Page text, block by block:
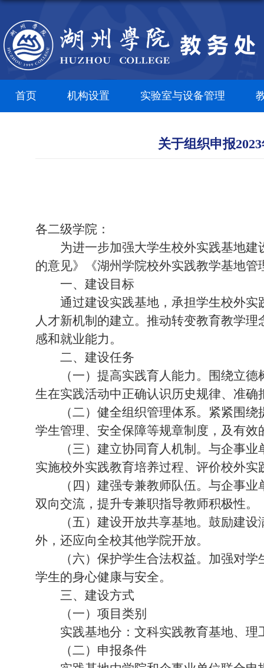
首页 机构设置 实验室与设备管理
关于组织申报
各二级学院：
为进一步加强大学生校外实践基地
的意见》《湖州学院校外实践教学基地管
一、建设目标
通过建设实践基地，承担学生校外
人才新机制的建立。推动转变教育教学
感和就业能力。
二、建设任务
（一）提高实践育人能力。围绕立
生在实践活动中正确认识历史规律、准
（二）健全组织管理体系。紧紧围
学生管理、安全保障等规章制度，及有效
（三）建立协同育人机制。与企事
实施校外实践教育培养过程、评价校外实
（四）建强专兼教师队伍。与企事
双向交流，提升专兼职指导教师积极性。
（五）建设开放共享基地。鼓励建
外，还应向全校其他学院开放。
（六）保护学生合法权益。加强对
学生的身心健康与安全。
三、建设方式
（一）项目类别
实践基地分：文科实践教育基地、
（二）申报条件